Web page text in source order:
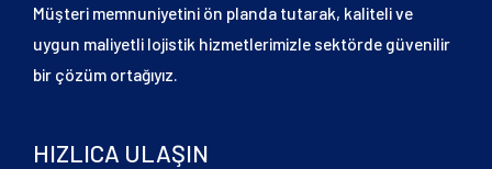
Müşteri memnuniyetini ön planda tutarak, kaliteli ve
uygun maliyetli lojistik hizmetlerimizle sektörde güvenilir
bir çözüm ortağıyız.
HIZLICA ULAŞIN